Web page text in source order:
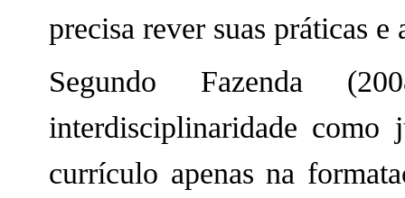
precisa rever suas práticas e
Segundo Fazenda
interdisciplinaridade como
currículo apenas na